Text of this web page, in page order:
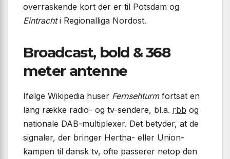
overraskende kort der er til Potsdam og
Eintrachti Regionalliga Nordost.
Broadcast, bold & 368
meter antenne
Ifølge Wikipedia huser Fernsehturmfortsat en
lang række radio- og tv-sendere, bl.a. rbb og
nationale DAB-multiplexer. Det betyder, at de
signaler, der bringer Hertha- eller Union-
kampen til dansk tv, ofte passerer netop den